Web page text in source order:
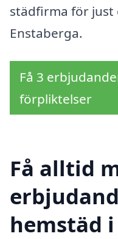
städfirma för just
Enstaberga.
Få 3
förpliktelser
Få alltid
hemstäd